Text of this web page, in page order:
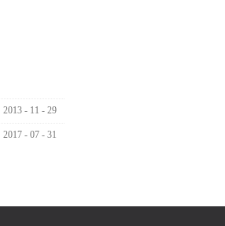
2013 - 11 -29
2017 -07 -31